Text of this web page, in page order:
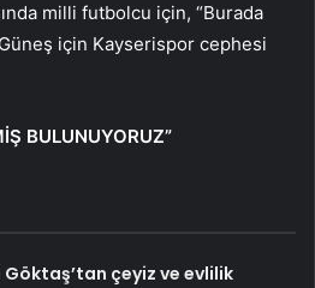
milli futbolcu için, “Burada
için Kayserispor cephesi
BULUNUYORUZ”
Göktaş’tan çeyiz ve evlilik